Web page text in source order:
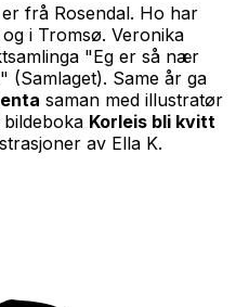
frå Rosendal. Ho har
i Tromsø. Veronika
"Eg er så nær
(Samlaget). Same år ga
saman med illustratør
bildeboka Korleis bli kvitt
av Ella K.